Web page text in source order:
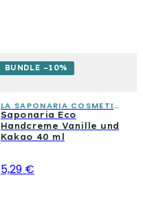
BUNDLE −10%
LA SAPONARIA COSMETICA CONSAPEVOLE
Saponaria Eco
Handcreme Vanille und
Kakao 40 ml
5,29 €